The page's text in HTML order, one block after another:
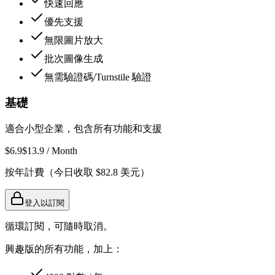
快速回應
優先支援
無限圖片放大
批次圖像生成
無需驗證碼/Turnstile 驗證
基礎
適合小型企業，包含所有功能和支援
$6.9$13.9 / Month
按年計費（今日收取 $82.8 美元）
登入以訂閱
循環訂閱，可隨時取消。
興趣版的所有功能，加上：